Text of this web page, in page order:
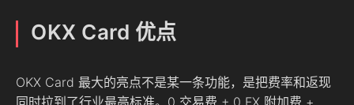
OKX Card 优点
OKX Card 最大的亮点不是某一条功能，是把费率和返现
同时拉到了行业最高标准。0 交易费 + 0 FX 附加费 +